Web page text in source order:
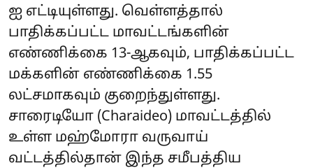
ஐ எட்டியுள்ளது. வெள்ளத்தால்
பாதிக்கப்பட்ட மாவட்டங்களின்
எண்ணிக்கை 13-ஆகவும், பாதிக்கப்பட்ட
மக்களின் எண்ணிக்கை 1.55
லட்சமாகவும் குறைந்துள்ளது.
சாரைடியோ (Charaideo) மாவட்டத்தில்
உள்ள மஹ்மோரா வருவாய்
வட்டத்தில்தான் இந்த சமீபத்திய